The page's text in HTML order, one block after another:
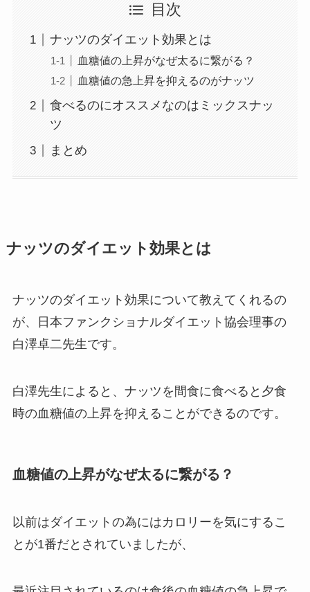
目次
ナッツのダイエット効果とは
血糖値の上昇がなぜ太るに繋がる？
血糖値の急上昇を抑えるのがナッツ
食べるのにオススメなのはミックスナッ
ツ
まとめ
ナッツのダイエット効果とは
ナッツのダイエット効果について教えてくれるの
が、日本ファンクショナルダイエット協会理事の
白澤卓二先生です。
白澤先生によると、ナッツを間食に食べると夕食
時の血糖値の上昇を抑えることができるのです。
血糖値の上昇がなぜ太るに繋がる？
以前はダイエットの為にはカロリーを気にするこ
とが1番だとされていましたが、